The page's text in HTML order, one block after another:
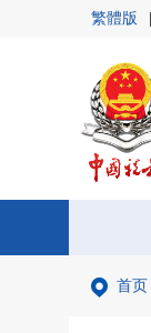
繁體版
首页